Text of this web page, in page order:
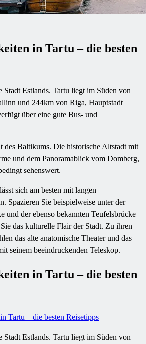
in Tartu – die besten
Stadt Estlands. Tartu liegt im Süden von
und 244km von Riga, Hauptstadt
über eine gute Bus- und
des Baltikums. Die historische Altstadt mit
und dem Panoramablick vom Domberg,
sehenswert.
sich am besten mit langen
Spazieren Sie beispielweise unter der
und der ebenso bekannten Teufelsbrücke
das kulturelle Flair der Stadt. Zu ihren
das alte anatomische Theater und das
seinem beeindruckenden Teleskop.
in Tartu – die besten
Stadt Estlands. Tartu liegt im Süden von